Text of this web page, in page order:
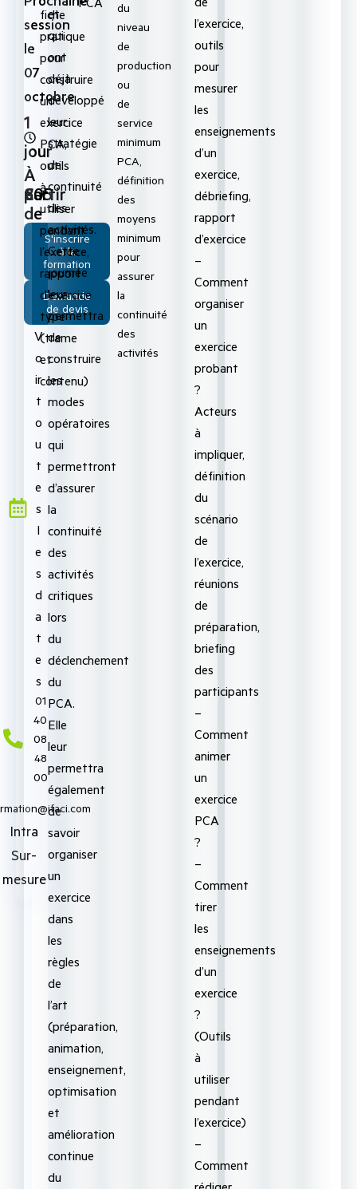
Intra
Sur-
mesure
session
le
07
octobre
1
jour
À
partir
de
805
€
S'inscrire
à la
formation
Demande
de devis
V
o
ir
t
o
u
t
e
s
l
e
s
d
a
t
e
s
‭01
40
08
48
00‬
et
qui
ont
déjà
développé
leur
stratégie
de
continuité
des
activités.
Cette
journée
leur
permettra
de
construire
les
modes
opératoires
qui
permettront
d’assurer
la
continuité
des
activités
critiques
lors
du
déclenchement
du
PCA.
Elle
leur
permettra
également
de
savoir
organiser
un
exercice
dans
les
règles
de
l’art
(préparation,
animation,
enseignement,
optimisation
et
amélioration
continue
du
fiche
pratique
pour
construire
un
exercice
PCA,
outils
à
utiliser
pendant
l’exercice,
rapport
d’exercice
type
(trame
et
contenu)
du
niveau
de
production
ou
de
service
minimum
PCA,
définition
des
moyens
minimum
pour
assurer
la
continuité
des
activités
l’exercice,
outils
pour
mesurer
les
enseignements
d’un
exercice,
débriefing,
rapport
d’exercice
–
Comment
organiser
un
exercice
probant
?
Acteurs
à
impliquer,
définition
du
scénario
de
l’exercice,
réunions
de
préparation,
briefing
des
participants
–
Comment
animer
un
exercice
PCA
?
–
Comment
tirer
les
enseignements
d’un
exercice
?
(Outils
à
utiliser
pendant
l’exercice)
–
Comment